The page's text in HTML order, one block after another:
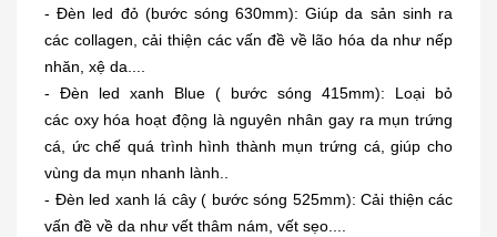
- Đèn led đỏ (bước sóng 630mm): Giúp da sản sinh ra
các collagen, cải thiện các vấn đề về lão hóa da như nếp
nhăn, xệ da....
- Đèn led xanh Blue ( bước sóng 415mm): Loại bỏ
các oxy hóa hoạt động là nguyên nhân gay ra mụn trứng
cá, ức chế quá trình hình thành mụn trứng cá, giúp cho
vùng da mụn nhanh lành..
- Đèn led xanh lá cây ( bước sóng 525mm): Cải thiện các
vấn đề về da như vết thâm nám, vết sẹo....